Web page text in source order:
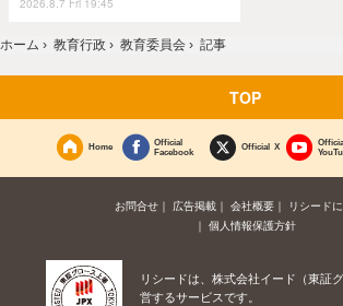
2026.8.7 Fri 19:45
ホーム › 教育行政 › 教育委員会 › 記事
TOP
Home
Official
Facebook
Official X
お問合せ 広告掲載 会社概要
リシード
個人情報保護方針
リシードは、株式会社イード（東証
営するサービスです。